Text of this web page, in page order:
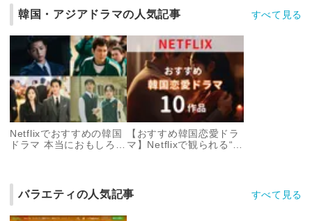
韓国・アジアドラマの人気記事 すべて見る
Netflixでおすすめの韓国
ドラマ 本当におもしろか
【おすすめ韓国恋愛ドラ
マ】Netflixで観られる“沼
バラエティの人気記事 すべて見る